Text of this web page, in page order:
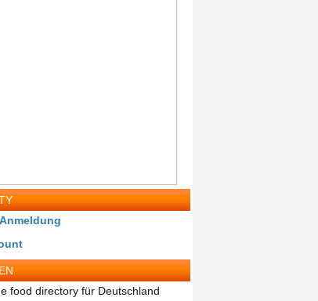
food directory für Deutschland